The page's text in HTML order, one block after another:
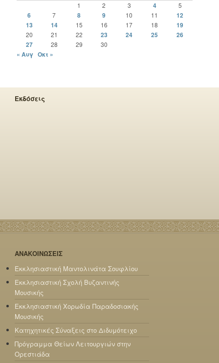
1 2 3 4 5
6 7 8 9 10 11
12
13
14 15 16 17 18 19
20 21 22 23 24 25
26
27
28 29 30
« Αυγ Οκτ »
Εκδόσεις
ΑΝΑΚΟΙΝΩΣΕΙΣ
Εκκλησιαστική Μαντολινάτα Σουφλίου
Εκκλησιαστική Σχολή Βυζαντινής
Μουσικής
Εκκλησιαστική Χορωδία Παραδοσιακής
Μουσικής
Κατηχητικές Σύναξεις στο Διδυμότειχο
Πρόγραμμα Θείων Λειτουργιών στην
Ορεστιάδα